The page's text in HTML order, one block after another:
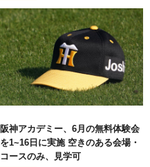
阪神アカデミー、6月の無料体験会
を1~16日に実施 空きのある会場・
コースのみ、見学可